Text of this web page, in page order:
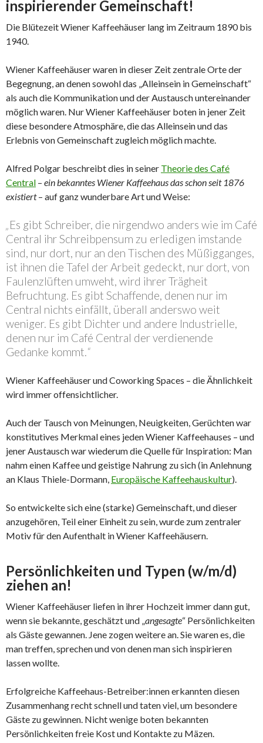
inspirierender Gemeinschaft!
Die Blütezeit Wiener Kaffeehäuser lang im Zeitraum 1890 bis
1940.
Wiener Kaffeehäuser waren in dieser Zeit zentrale Orte der
Begegnung, an denen sowohl das „Alleinsein in Gemeinschaft“
als auch die Kommunikation und der Austausch untereinander
möglich waren. Nur Wiener Kaffeehäuser boten in jener Zeit
diese besondere Atmosphäre, die das Alleinsein und das
Erlebnis von Gemeinschaft zugleich möglich machte.
Alfred Polgar beschreibt dies in seiner Theorie des Café
Central – ein bekanntes Wiener Kaffeehaus das schon seit 1876
existiert– auf ganz wunderbare Art und Weise:
„Es gibt Schreiber, die nirgendwo anders wie im Café
Central ihr Schreibpensum zu erledigen imstande
sind, nur dort, nur an den Tischen des Müßigganges,
ist ihnen die Tafel der Arbeit gedeckt, nur dort, von
Faulenzlüften umweht, wird ihrer Trägheit
Befruchtung. Es gibt Schaffende, denen nur im
Central nichts einfällt, überall anderswo weit
weniger. Es gibt Dichter und andere Industrielle,
denen nur im Café Central der verdienende
Gedanke kommt.“
Wiener Kaffeehäuser und Coworking Spaces – die Ähnlichkeit
wird immer offensichtlicher.
Auch der Tausch von Meinungen, Neuigkeiten, Gerüchten war
konstitutives Merkmal eines jeden Wiener Kaffeehauses – und
jener Austausch war wiederum die Quelle für Inspiration: Man
nahm einen Kaffee und geistige Nahrung zu sich (in Anlehnung
an Klaus Thiele-Dormann, Europäische Kaffeehauskultur).
So entwickelte sich eine (starke) Gemeinschaft, und dieser
anzugehören, Teil einer Einheit zu sein, wurde zum zentraler
Motiv für den Aufenthalt in Wiener Kaffeehäusern.
Persönlichkeiten und Typen (w/m/d)
ziehen an!
Wiener Kaffeehäuser liefen in ihrer Hochzeit immer dann gut,
wenn sie bekannte, geschätzt und „angesagte“ Persönlichkeiten
als Gäste gewannen. Jene zogen weitere an. Sie waren es, die
man treffen, sprechen und von denen man sich inspirieren
lassen wollte.
Erfolgreiche Kaffeehaus-Betreiber:innen erkannten diesen
Zusammenhang recht schnell und taten viel, um besondere
Gäste zu gewinnen. Nicht wenige boten bekannten
Persönlichkeiten freie Kost und Kontakte zu Mäzen.